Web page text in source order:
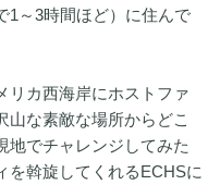
1～3時間ほど）に住んで
リカ西海岸にホストファ
山な素敵な場所からどこ
地でチャレンジしてみた
を斡旋してくれるECHSに